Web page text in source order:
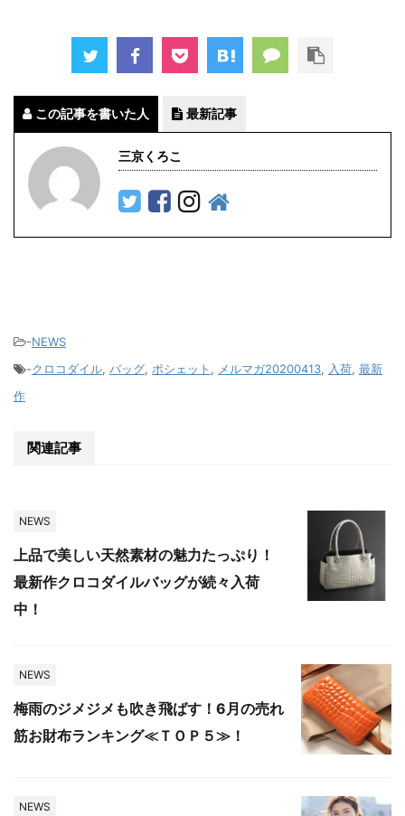
この記事を書いた人 最新記事
三京くろこ
-NEWS
-クロコダイル, バッグ, ポシェット , メルマガ20200413, 入荷, 最新
作
関連記事
NEWS
上品で美しい天然素材の魅力たっぷり！
最新作クロコダイルバッグが続々入荷
中！
NEWS
梅雨のジメジメも吹き飛ばす！6月の売れ
筋お財布ランキング≪ＴＯＰ５≫！
NEWS